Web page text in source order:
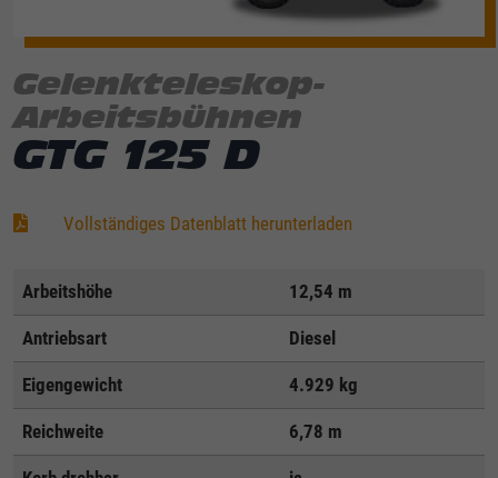
Gelenkteleskop-
Arbeitsbühnen
GTG 125 D
Vollständiges Datenblatt herunterladen
Arbeitshöhe 12,54 m
Antriebsart Diesel
Eigengewicht 4.929 kg
Reichweite 6,78 m